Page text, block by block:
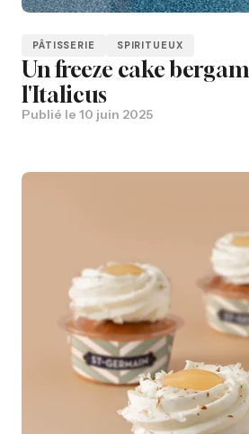
PÂTISSERIE SPIRITUEUX
Un freeze cake
l'Italicus
Publié le 10 juin 2025